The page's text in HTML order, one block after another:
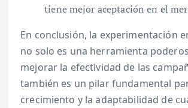
tiene mejor aceptación en el
En conclusión, la experimentación
no solo es una herramienta
mejorar la efectividad de las
también es un pilar fundamental
crecimiento y la adaptabilidad de